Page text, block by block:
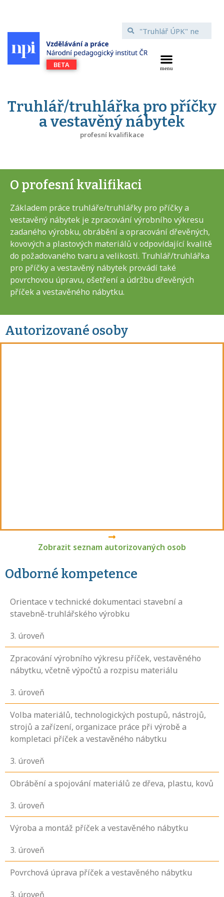
Truhlář/truhlářka pro příčky
a vestavěný nábytek
profesní kvalifikace
O profesní kvalifikaci
Základem práce truhláře/truhlářky pro příčky a
vestavěný nábytek je zpracování výrobního výkresu
zadaného výrobku, obrábění a opracování dřevěných,
kovových a plastových materiálů v odpovídající kvalitě
do požadovaného tvaru a velikosti. Truhlář/truhlářka
pro příčky a vestavěný nábytek provádí také
povrchovou úpravu, ošetření a údržbu dřevěných
příček a vestavěného nábytku.
Autorizované osoby
Zobrazit seznam autorizovaných osob
Odborné kompetence
Orientace v technické dokumentaci stavební a
stavebně-truhlářského výrobku
3. úroveň
Zpracování výrobního výkresu příček, vestavěného
nábytku, včetně výpočtů a rozpisu materiálu
3. úroveň
Volba materiálů, technologických postupů, nástrojů,
strojů a zařízení, organizace práce při výrobě a
kompletaci příček a vestavěného nábytku
3. úroveň
Obrábění a spojování materiálů ze dřeva, plastu, kovů
3. úroveň
Výroba a montáž příček a vestavěného nábytku
3. úroveň
Povrchová úprava příček a vestavěného nábytku
3. úroveň